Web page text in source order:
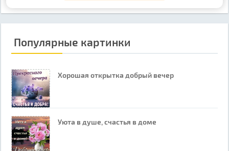
Популярные картинки
Хорошая открытка добрый вечер
Уюта в душе, счастья в доме